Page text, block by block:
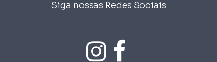
Siga nossas Redes Sociais